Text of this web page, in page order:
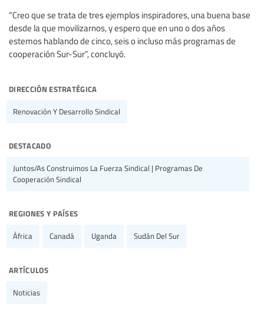
“Creo que se trata de tres ejemplos inspiradores, una buena base
desde la que movilizarnos, y espero que en uno o dos años
estemos hablando de cinco, seis o incluso más programas de
cooperación Sur-Sur”, concluyó.
dirección estratégica
Renovación Y Desarrollo Sindical
destacado
Juntos/as Construimos La Fuerza Sindical | Programas De
Cooperación Sindical
regiones y países
África Canadá Uganda Sudán Del Sur
artículos
Noticias